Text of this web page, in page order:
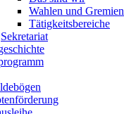
Wahlen und Gremien
Tätigkeitsbereiche
Sekretariat